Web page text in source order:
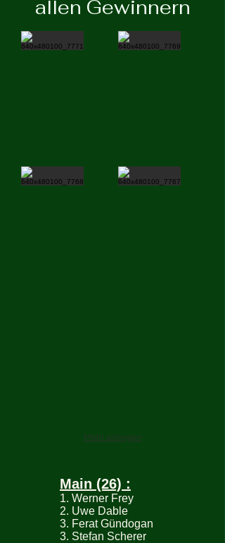
allen Gewinnern
Mehr anzeigen
Main (26) :
1. Werner Frey
2. Uwe Dable
3. Ferat Gündogan
3. Stefan Scherer